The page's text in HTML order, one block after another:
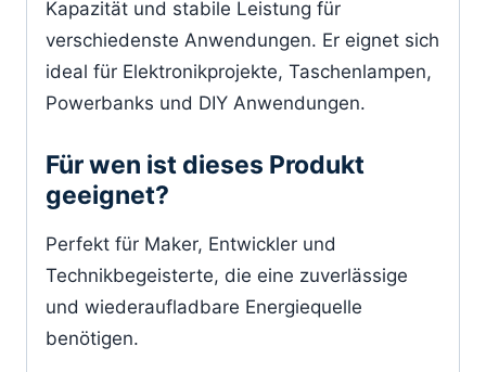
Kapazität und stabile Leistung für
verschiedenste Anwendungen. Er eignet sich
ideal für Elektronikprojekte, Taschenlampen,
Powerbanks und DIY Anwendungen.
Für wen ist dieses Produkt
geeignet?
Perfekt für Maker, Entwickler und
Technikbegeisterte, die eine zuverlässige
und wiederaufladbare Energiequelle
benötigen.